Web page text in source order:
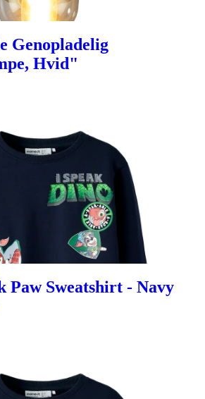
Genopladelig
Hvid"
Paw Sweatshirt - Navy